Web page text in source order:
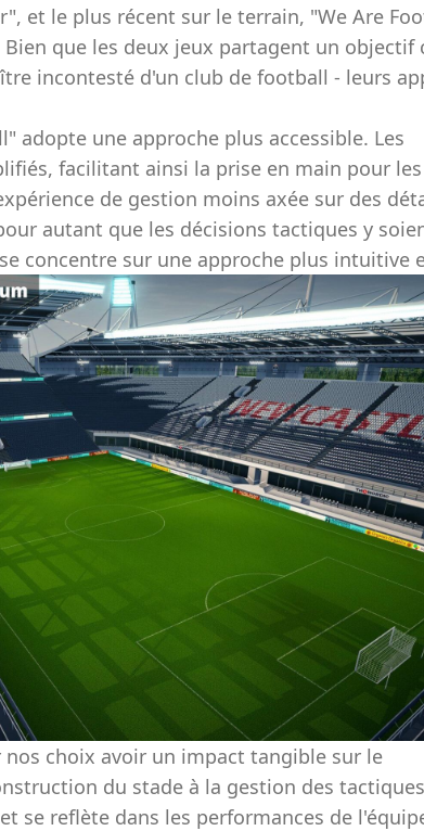
et le plus récent sur le terrain, "We Are
Bien que les deux jeux partagent un objectif
incontesté d'un club de football - leurs
adopte une approche plus accessible. Les
facilitant ainsi la prise en main pour
de gestion moins axée sur des
autant que les décisions tactiques y
concentre sur une approche plus intuitive
choix avoir un impact tangible sur le
du stade à la gestion des
se reflète dans les performances de